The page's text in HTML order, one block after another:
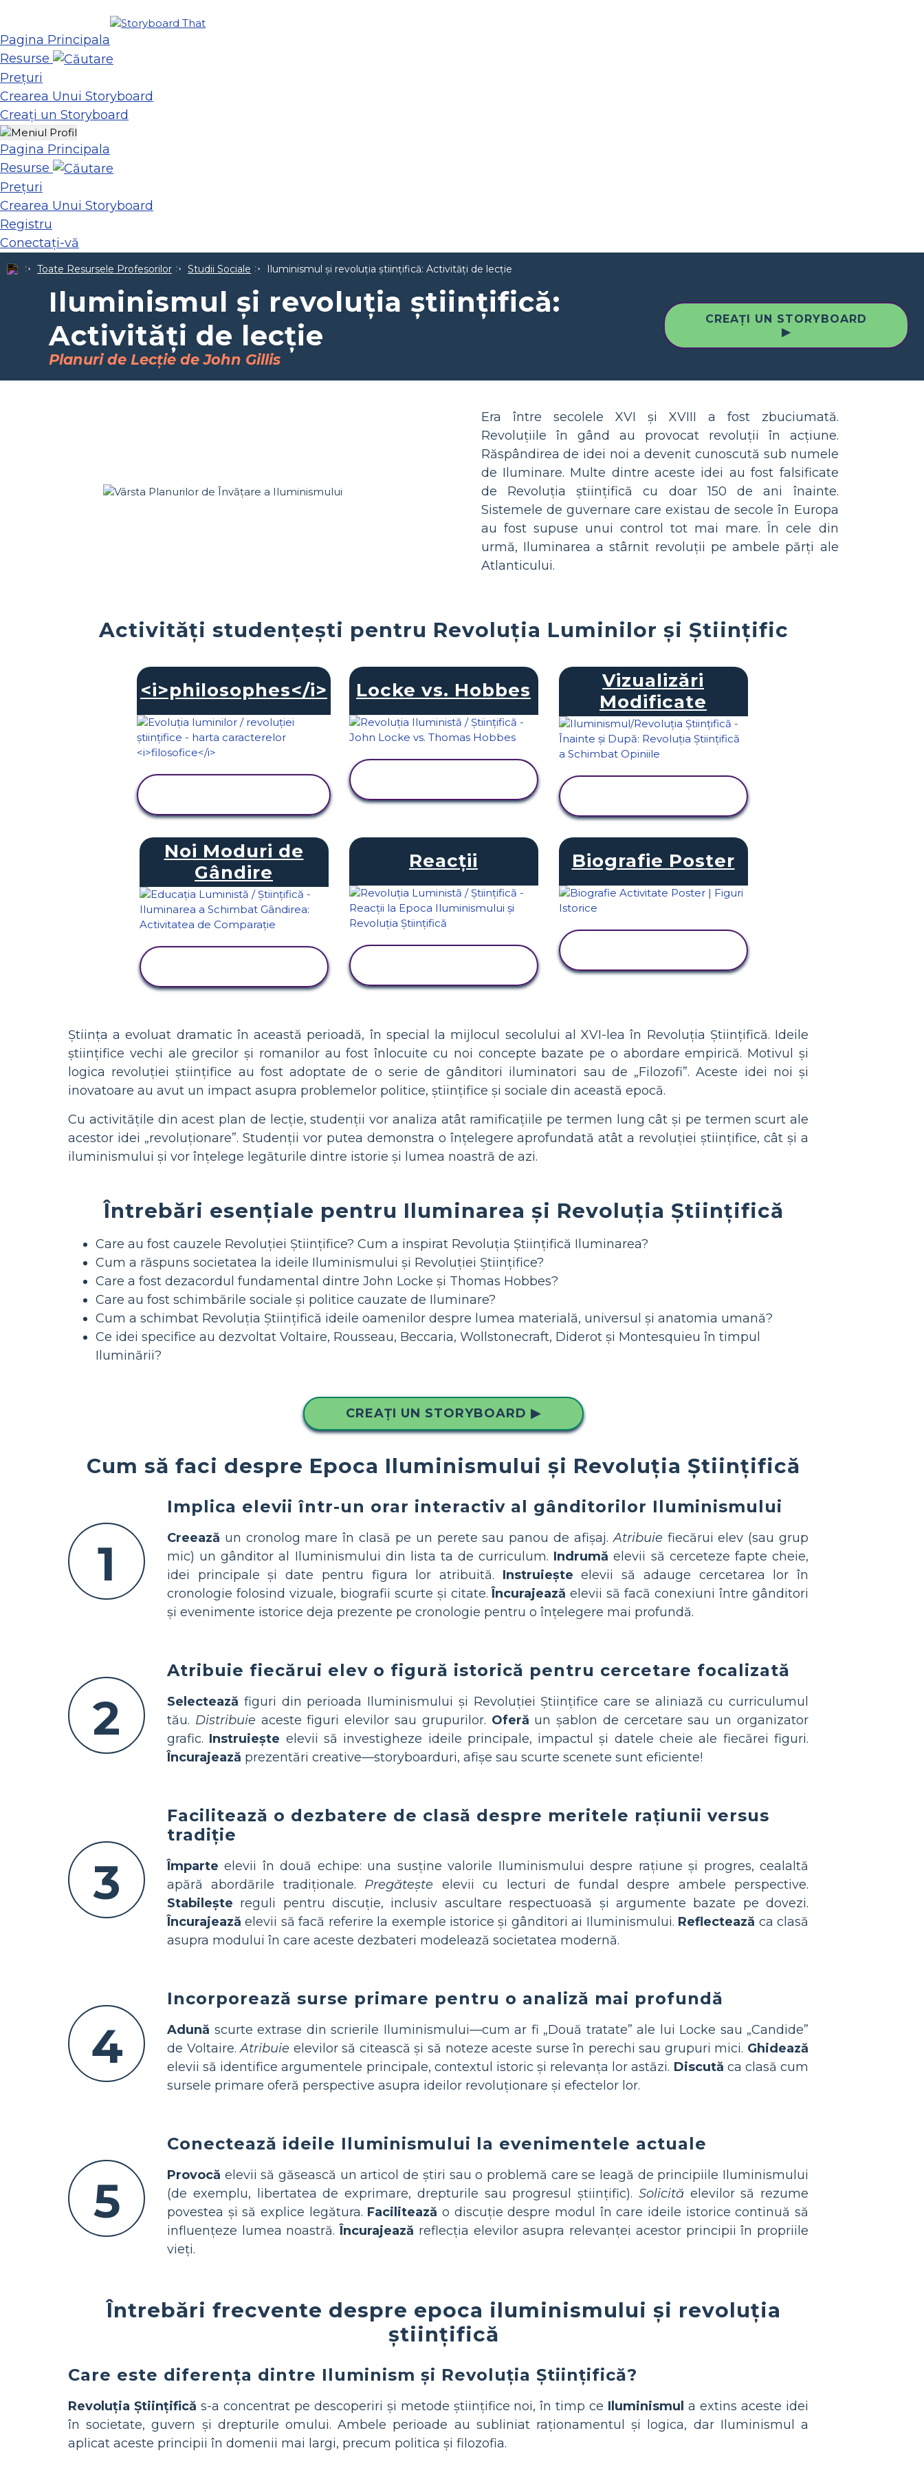
Pagina Principala
Resurse
Prețuri
Crearea Unui Storyboard
Creați un Storyboard
Pagina Principala
Resurse
Prețuri
Crearea Unui Storyboard
Registru
Conectați-vă
Toate Resursele Profesorilor Studii Sociale Iluminismul și revoluția științifică: Activități de lecție
Iluminismul și revoluția științifică:
Activități de lecție
Planuri de Lecție de John Gillis
CREAȚI UN STORYBOARD
▶
Era între secolele XVI și XVIII a fost zbuciumată.
Revoluțiile în gând au provocat revoluții în acțiune.
Răspândirea de idei noi a devenit cunoscută sub numele
de Iluminare. Multe dintre aceste idei au fost falsificate
de Revoluția științifică cu doar 150 de ani înainte.
Sistemele de guvernare care existau de secole în Europa
au fost supuse unui control tot mai mare. În cele din
urmă, Iluminarea a stârnit revoluții pe ambele părți ale
Atlanticului.
Activități studențești pentru Revoluția Luminilor și Științific
<i>philosophes</i> Locke vs. Hobbes
Vizualizări
Modificate
Noi Moduri de
Gândire
Reacţii Biografie Poster
Știința a evoluat dramatic în această perioadă, în special la mijlocul secolului al XVI-lea în Revoluția Științifică. Ideile
științifice vechi ale grecilor și romanilor au fost înlocuite cu noi concepte bazate pe o abordare empirică. Motivul și
logica revoluției științifice au fost adoptate de o serie de gânditori iluminatori sau de „Filozofi”. Aceste idei noi și
inovatoare au avut un impact asupra problemelor politice, științifice și sociale din această epocă.
Cu activitățile din acest plan de lecție, studenții vor analiza atât ramificațiile pe termen lung cât și pe termen scurt ale
acestor idei „revoluționare”. Studenții vor putea demonstra o înțelegere aprofundată atât a revoluției științifice, cât și a
iluminismului și vor înțelege legăturile dintre istorie și lumea noastră de azi.
Întrebări esențiale pentru Iluminarea și Revoluția Științifică
Care au fost cauzele Revoluției Științifice? Cum a inspirat Revoluția Științifică Iluminarea?
Cum a răspuns societatea la ideile Iluminismului și Revoluției Științifice?
Care a fost dezacordul fundamental dintre John Locke și Thomas Hobbes?
Care au fost schimbările sociale și politice cauzate de Iluminare?
Cum a schimbat Revoluția Științifică ideile oamenilor despre lumea materială, universul și anatomia umană?
Ce idei specifice au dezvoltat Voltaire, Rousseau, Beccaria, Wollstonecraft, Diderot și Montesquieu în timpul
Iluminării?
CREAȚI UN STORYBOARD ▶
Cum să faci despre Epoca Iluminismului și Revoluția Științifică
1
Implica elevii într-un orar interactiv al gânditorilor Iluminismului
Creează un cronolog mare în clasă pe un perete sau panou de afișaj.Atribuie fiecărui elev (sau grup
mic) un gânditor al Iluminismului din lista ta de curriculum. Indrumă elevii să cerceteze fapte cheie,
idei principale și date pentru figura lor atribuită. Instruiește elevii să adauge cercetarea lor în
cronologie folosind vizuale, biografii scurte și citate. Încurajează elevii să facă conexiuni între gânditori
și evenimente istorice deja prezente pe cronologie pentru o înțelegere mai profundă.
2
Atribuie fiecărui elev o figură istorică pentru cercetare focalizată
Selectează figuri din perioada Iluminismului și Revoluției Științifice care se aliniază cu curriculumul
tău. Distribuie aceste figuri elevilor sau grupurilor. Oferă un șablon de cercetare sau un organizator
grafic. Instruiește elevii să investigheze ideile principale, impactul și datele cheie ale fiecărei figuri.
Încurajează prezentări creative—storyboarduri, afișe sau scurte scenete sunt eficiente!
3
Facilitează o dezbatere de clasă despre meritele rațiunii versus
tradiție
Împarte elevii în două echipe: una susține valorile Iluminismului despre rațiune și progres, cealaltă
apără abordările tradiționale. Pregătește elevii cu lecturi de fundal despre ambele perspective.
Stabilește reguli pentru discuție, inclusiv ascultare respectuoasă și argumente bazate pe dovezi.
Încurajează elevii să facă referire la exemple istorice și gânditori ai Iluminismului. Reflectează ca clasă
asupra modului în care aceste dezbateri modelează societatea modernă.
4
Incorporează surse primare pentru o analiză mai profundă
Adună scurte extrase din scrierile Iluminismului—cum ar fi „Două tratate” ale lui Locke sau „Candide”
de Voltaire.Atribuie elevilor să citească și să noteze aceste surse în perechi sau grupuri mici. Ghidează
elevii să identifice argumentele principale, contextul istoric și relevanța lor astăzi. Discută ca clasă cum
sursele primare oferă perspective asupra ideilor revoluționare și efectelor lor.
5
Conectează ideile Iluminismului la evenimentele actuale
Provocă elevii să găsească un articol de știri sau o problemă care se leagă de principiile Iluminismului
(de exemplu, libertatea de exprimare, drepturile sau progresul științific). Solicităelevilor să rezume
povestea și să explice legătura. Facilitează o discuție despre modul în care ideile istorice continuă să
influențeze lumea noastră. Încurajează reflecția elevilor asupra relevanței acestor principii în propriile
vieți.
Întrebări frecvente despre epoca iluminismului și revoluția
științifică
Care este diferența dintre Iluminism și Revoluția Științifică?
Revoluția Științifică s-a concentrat pe descoperiri și metode științifice noi, în timp ce Iluminismul a extins aceste idei
în societate, guvern și drepturile omului. Ambele perioade au subliniat raționamentul și logica, dar Iluminismul a
aplicat aceste principii în domenii mai largi, precum politica și filozofia.